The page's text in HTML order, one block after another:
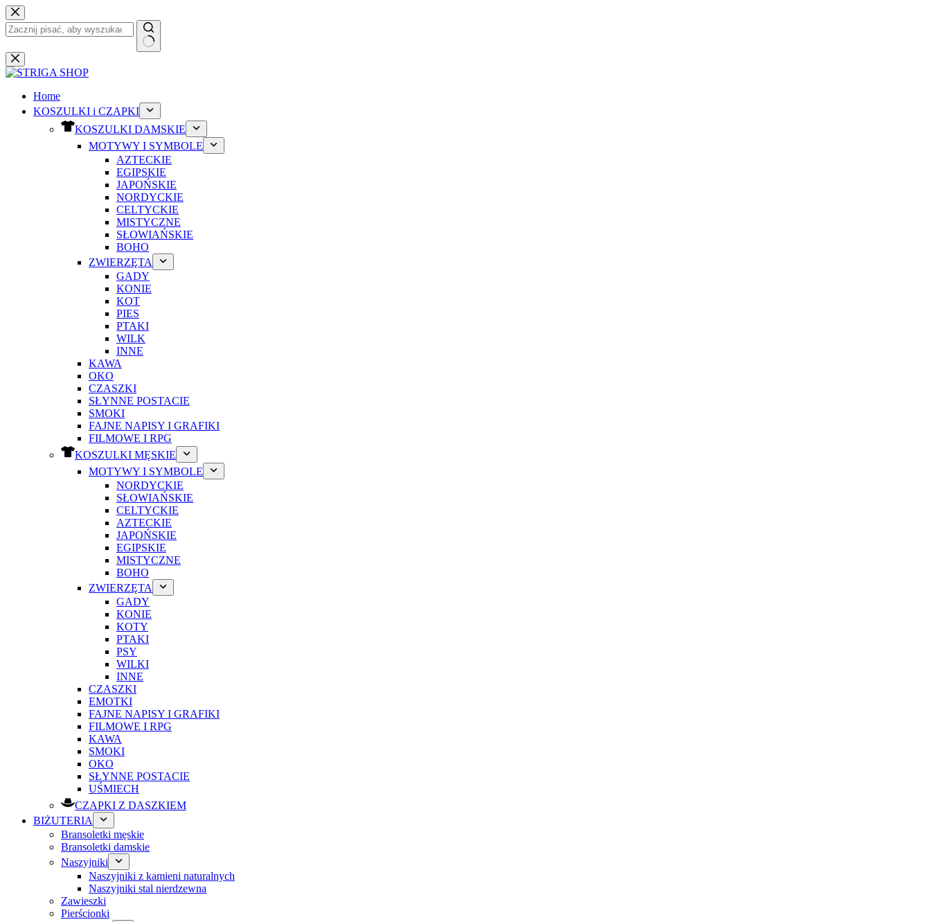
Przejdź
do
treści
Brak
wyników
Home
KOSZULKI i CZAPKI
KOSZULKI DAMSKIE
MOTYWY I SYMBOLE
AZTECKIE
EGIPSKIE
JAPOŃSKIE
NORDYCKIE
CELTYCKIE
MISTYCZNE
SŁOWIAŃSKIE
BOHO
ZWIERZĘTA
GADY
KONIE
KOT
PIES
PTAKI
WILK
INNE
KAWA
OKO
CZASZKI
SŁYNNE POSTACIE
SMOKI
FAJNE NAPISY I GRAFIKI
FILMOWE I RPG
KOSZULKI MĘSKIE
MOTYWY I SYMBOLE
NORDYCKIE
SŁOWIAŃSKIE
CELTYCKIE
AZTECKIE
JAPOŃSKIE
EGIPSKIE
MISTYCZNE
BOHO
ZWIERZĘTA
GADY
KONIE
KOTY
PTAKI
PSY
WILKI
INNE
CZASZKI
EMOTKI
FAJNE NAPISY I GRAFIKI
FILMOWE I RPG
KAWA
SMOKI
OKO
SŁYNNE POSTACIE
UŚMIECH
CZAPKI Z DASZKIEM
BIŻUTERIA
Bransoletki męskie
Bransoletki damskie
Naszyjniki
Naszyjniki z kamieni naturalnych
Naszyjniki stal nierdzewna
Zawieszki
Pierścionki